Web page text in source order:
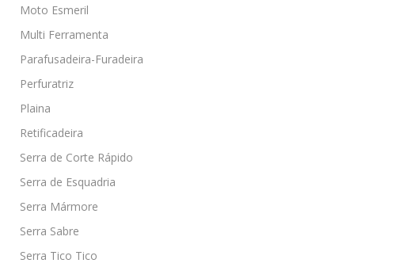
Moto Esmeril
Multi Ferramenta
Parafusadeira-Furadeira
Perfuratriz
Plaina
Retificadeira
Serra de Corte Rápido
Serra de Esquadria
Serra Mármore
Serra Sabre
Serra Tico Tico